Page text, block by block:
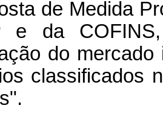
de Medida
e da
do
classificados